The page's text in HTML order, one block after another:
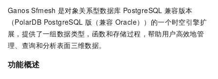
Ganos Sfmesh 是对象关系型数据库 PostgreSQL 兼容版本
（PolarDB PostgreSQL 版（兼容 Oracle） ）的一个时空引擎扩
展，提供了一组数据类型，函数和存储过程，帮助用户高效地管
理、查询和分析表面三维数据。
功能概述